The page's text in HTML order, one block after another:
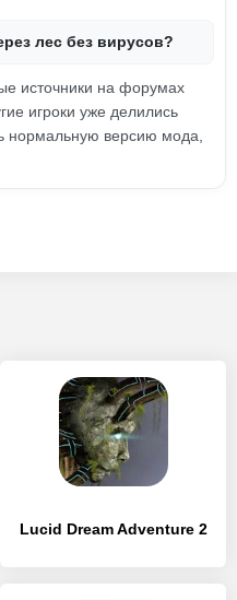
лес без вирусов?
источники на форумах
игроки уже делились
нормальную версию мода,
Lucid Dream Adventure 2